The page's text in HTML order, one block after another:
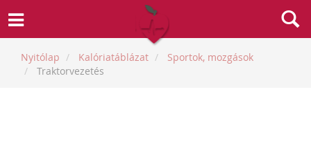
Nyitólap Kalóriatáblázat
Sportok, mozgások
Traktorvezetés